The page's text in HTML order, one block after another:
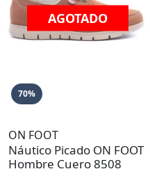
70%
AGOTADO
ON FOOT
Náutico Picado ON FOOT
Hombre Cuero 8508